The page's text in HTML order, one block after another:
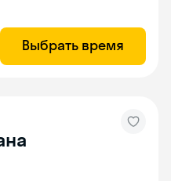
Выбрать время